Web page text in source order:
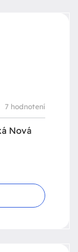
7 hodnotení
Nová